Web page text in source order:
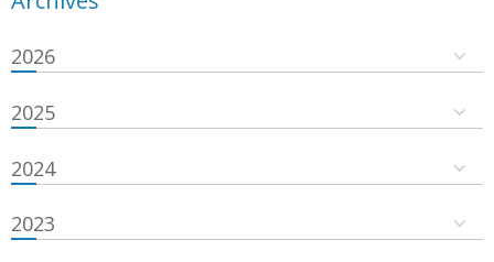
2026
2025
2024
2023